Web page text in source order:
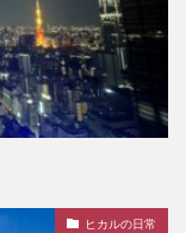
ヒカルの日常